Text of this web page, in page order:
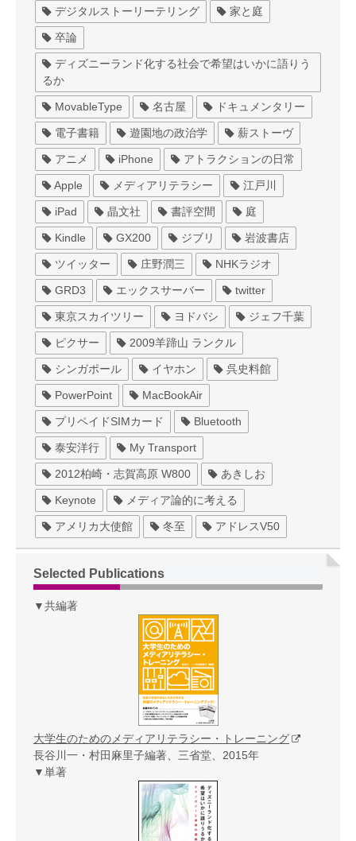
デジタルストーリーテリング 家と庭
卒論
ディズニーランド化する社会で希望はいかに語りう
るか
MovableType 名古屋 ドキュメンタリー
電子書籍 遊園地の政治学 薪ストーヴ
アニメ iPhone アトラクションの日常
Apple メディアリテラシー 江戸川
iPad 晶文社 書評空間 庭
Kindle GX200 ジブリ 岩波書店
ツイッター 庄野潤三 NHKラジオ
GRD3 エックスサーバー twitter
東京スカイツリー ヨドバシ ジェフ千葉
ピクサー 2009羊蹄山 ランクル
シンガポール イヤホン 呉史料館
PowerPoint MacBookAir
プリペイドSIMカード Bluetooth
泰安洋行 My Transport
2012柏崎・志賀高原 W800 あきしお
Keynote メディア論的に考える
アメリカ大使館 冬至 アドレスV50
Selected Publications
▼共編著
大学生のためのメディアリテラシー・トレーニング
長谷川一・村田麻里子編著、三省堂、2015年
▼単著